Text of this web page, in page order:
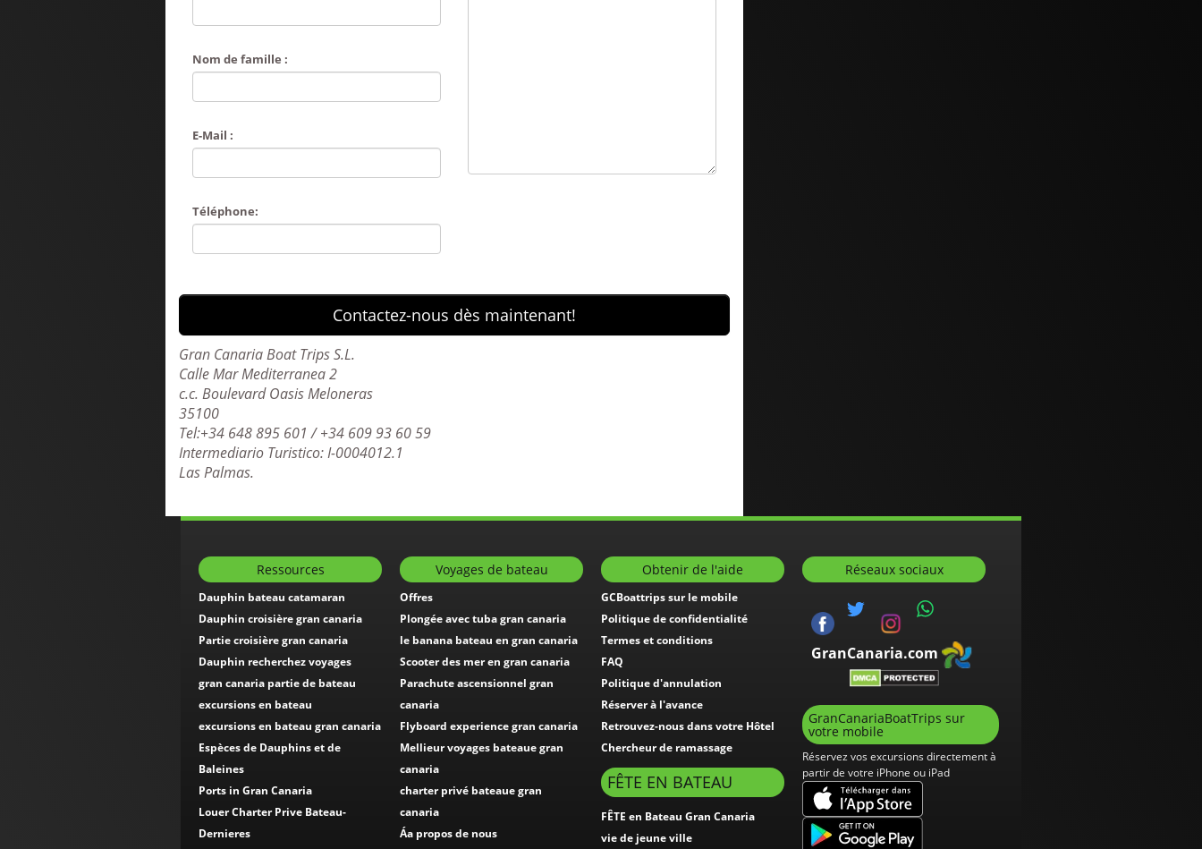
Nom de famille :
E-Mail :
Téléphone:
Contactez-nous dès maintenant!
Gran Canaria Boat Trips S.L.
Calle Mar Mediterranea 2
c.c. Boulevard Oasis Meloneras
35100
Tel:+34 648 895 601 / +34 609 93 60 59
Intermediario Turistico: I-0004012.1
Las Palmas.
Ressources
Dauphin bateau catamaran
Dauphin croisière gran canaria
Partie croisière gran canaria
Dauphin recherchez voyages
gran canaria partie de bateau
excursions en bateau
excursions en bateau gran canaria
Espèces de Dauphins et de
Baleines
Ports in Gran Canaria
Louer Charter Prive Bateau-
Dernieres
Voyages de bateau
Offres
Plongée avec tuba gran canaria
le banana bateau en gran canaria
Scooter des mer en gran canaria
Parachute ascensionnel gran
canaria
Flyboard experience gran canaria
Mellieur voyages bateaue gran
canaria
charter privé bateaue gran
canaria
Áa propos de nous
Obtenir de l'aide
GCBoattrips sur le mobile
Politique de confidentialité
Termes et conditions
FAQ
Politique d'annulation
Réserver à l'avance
Retrouvez-nous dans votre Hôtel
Chercheur de ramassage
FÊTE EN BATEAU
FÊTE en Bateau Gran Canaria
vie de jeune ville
Réseaux sociaux
GranCanaria.com
GranCanariaBoatTrips sur
votre mobile
Réservez vos excursions directement à
partir de votre iPhone ou iPad